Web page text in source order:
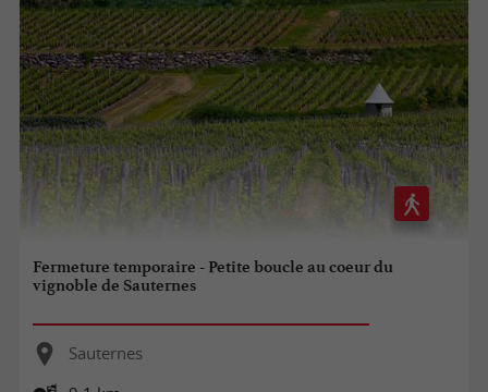
Fermeture temporaire - Petite boucle au coeur du
vignoble de Sauternes
Sauternes